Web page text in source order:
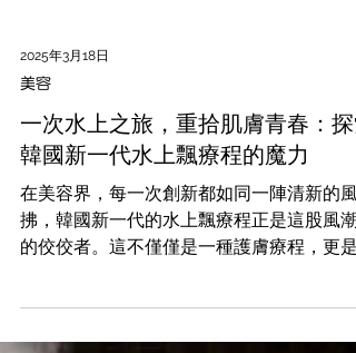
2025年3月18日
一次水上之旅，重拾肌膚青春：探
韓國新一代水上飄療程的魔力